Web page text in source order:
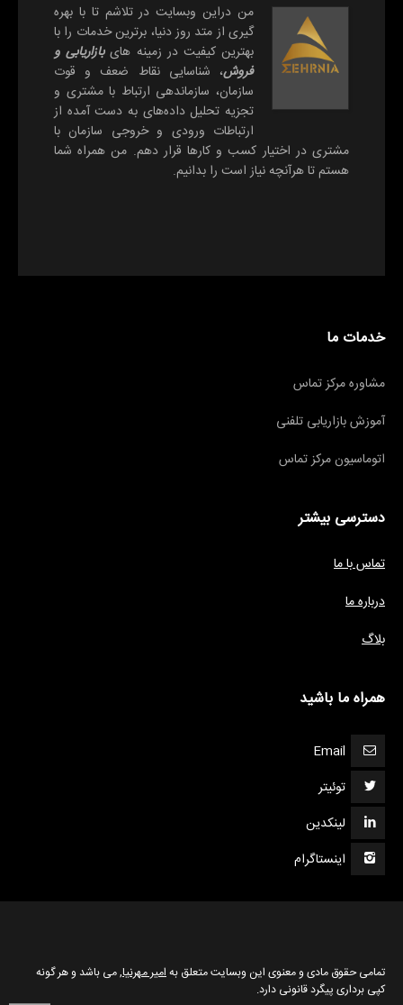
من دراین وبسایت در تلاشم تا با بهره
گیری از متد روز دنیا، برترین خدمات را با
بهترین کیفیت در زمینه هایبازاریابی و
فروش، شناسایی نقاط ضعف و قوت
سازمان، سازماندهی ارتباط با مشتری و
تجزیه تحلیل داده‌های به دست آمده از
ارتباطات ورودی و خروجی سازمان با
مشتری در اختیار کسب و کارها قرار دهم. من همراه شما
هستم تا هرآنچه نیاز است را بدانیم.
خدمات ما
مشاوره مرکز تماس
آموزش بازاریابی تلفنی
اتوماسیون مرکز تماس
دسترسی بیشتر
تماس با ما
درباره ما
بلاگ
همراه ما باشید
Email
توئیتر
لینکدین
اینستاگرام
تمامی حقوق مادی و معنوی این وبسایت متعلق بهامیر مهرنیا, می باشد و هر گونه
کپی برداری پیگرد قانونی دارد.